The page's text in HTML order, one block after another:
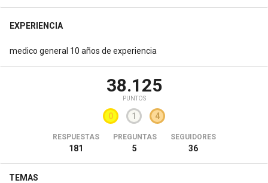
EXPERIENCIA
medico general 10 años de experiencia
38.125
PUNTOS
0 1 4
RESPUESTAS
181
PREGUNTAS
5
SEGUIDORES
36
TEMAS